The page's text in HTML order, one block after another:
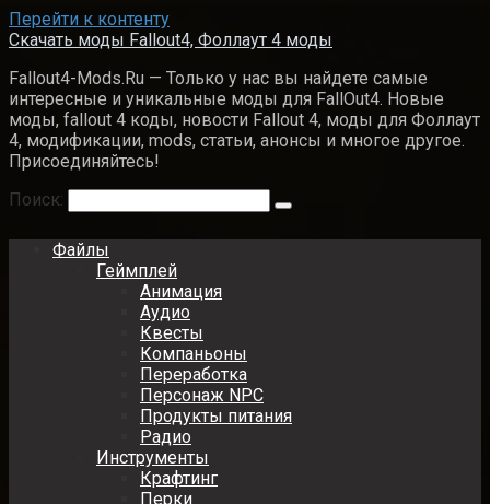
Перейти к контенту
Скачать моды Fallout4, Фоллаут 4 моды
Fallout4-Mods.Ru — Только у нас вы найдете самые
интересные и уникальные моды для FallOut4. Новые
моды, fallout 4 коды, новости Fallout 4, моды для Фоллаут
4, модификации, mods, статьи, анонсы и многое другое.
Присоединяйтесь!
Поиск:
Файлы
Геймплей
Анимация
Аудио
Квесты
Компаньоны
Переработка
Персонаж NPC
Продукты питания
Радио
Инструменты
Крафтинг
Перки